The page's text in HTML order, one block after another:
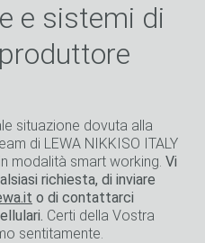
e sistemi di
situazione dovuta alla
di LEWA NIKKISO ITALY
modalità smart working. Vi
richiesta, di inviare
o di contattarci
Certi della Vostra
sentitamente.